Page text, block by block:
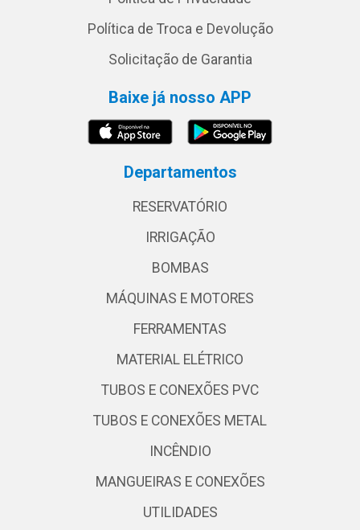
Política de Troca e Devolução
Solicitação de Garantia
Baixe já nosso APP
Departamentos
RESERVATÓRIO
IRRIGAÇÃO
BOMBAS
MÁQUINAS E MOTORES
FERRAMENTAS
MATERIAL ELÉTRICO
TUBOS E CONEXÕES PVC
TUBOS E CONEXÕES METAL
INCÊNDIO
MANGUEIRAS E CONEXÕES
UTILIDADES